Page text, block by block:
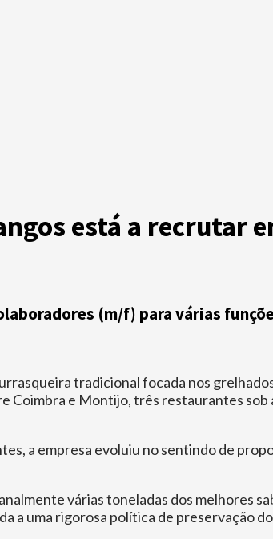
está a recrutar
(m/f) para várias
tradicional focada nos
e Montijo, três restaurantes
a empresa evoluiu no sentindo de
várias toneladas dos melhores
a uma rigorosa política de preservação